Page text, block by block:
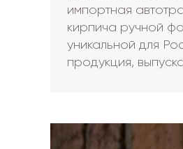
импортная
кирпича ручной
уникальной для
продукция,